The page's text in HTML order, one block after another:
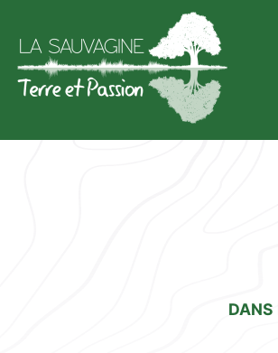
DANS